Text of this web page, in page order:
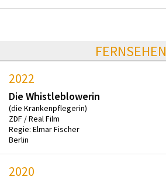
FERNSEHEN
2022
Die Whistleblowerin
(die Krankenpflegerin)
ZDF / Real Film
Regie: Elmar Fischer
Berlin
2020